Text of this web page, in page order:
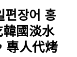
장어 홍
韓國淡水
專人代烤